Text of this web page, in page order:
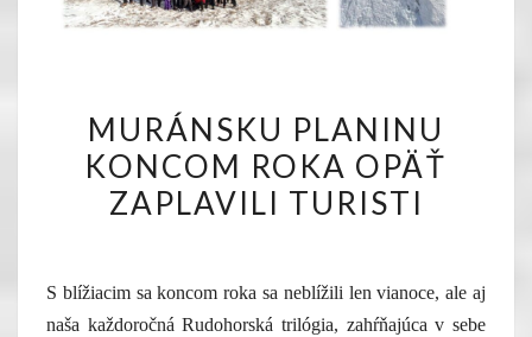
PLANINU
KONCOM
ROKA
TURISTI
MURÁNSKU PLANINU
KONCOM ROKA OPÄŤ
ZAPLAVILI TURISTI
S blížiacim sa koncom roka sa neblížili len vianoce, ale aj
naša každoročná Rudohorská trilógia, zahŕňajúca v sebe